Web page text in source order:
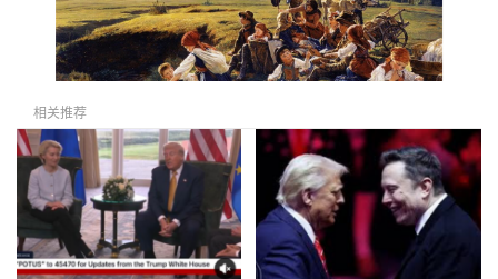
相关推荐